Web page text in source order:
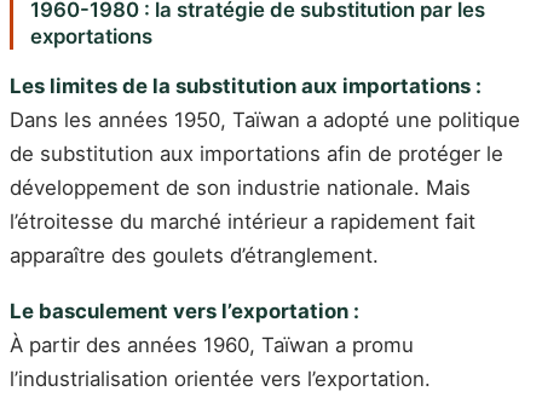
1960-1980 : la stratégie de substitution par les
exportations
Les limites de la substitution aux importations :
Dans les années 1950, Taïwan a adopté une politique
de substitution aux importations afin de protéger le
développement de son industrie nationale. Mais
l’étroitesse du marché intérieur a rapidement fait
apparaître des goulets d’étranglement.
Le basculement vers l’exportation :
À partir des années 1960, Taïwan a promu
l’industrialisation orientée vers l’exportation.